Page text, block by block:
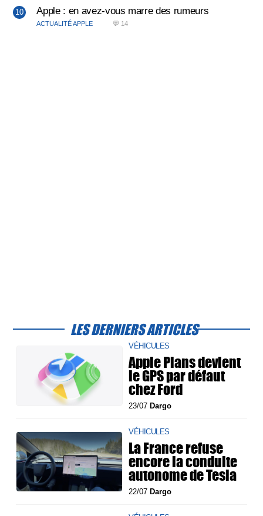
Apple : en avez-vous marre des rumeurs
ACTUALITÉ APPLE 💬 14
LES DERNIERS ARTICLES
VÉHICULES
Apple Plans devient
le GPS par défaut
chez Ford
23/07 Dargo
VÉHICULES
La France refuse
encore la conduite
autonome de Tesla
22/07 Dargo